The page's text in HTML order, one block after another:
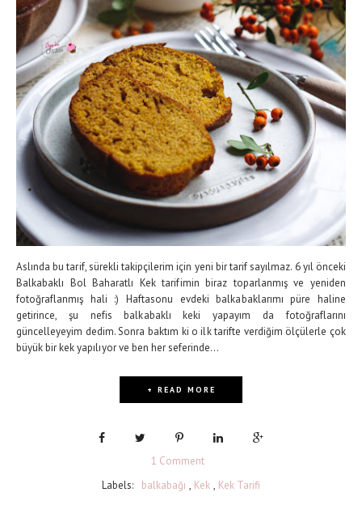
Aslında bu tarif, sürekli takipçilerim için yeni bir tarif sayılmaz. 6 yıl önceki
Balkabaklı Bol Baharatlı Kek tarifimin biraz toparlanmış ve yeniden
fotoğraflanmış hali :) Haftasonu evdeki balkabaklarımı püre haline
getirince, şu nefis balkabaklı keki yapayım da fotoğraflarını
güncelleyeyim dedim. Sonra baktım ki o ilk tarifte verdiğim ölçülerle çok
büyük bir kek yapılıyor ve ben her seferinde...
+ READ MORE
1 Comment
Labels:
balkabağı , Kek , Kek Tarifi